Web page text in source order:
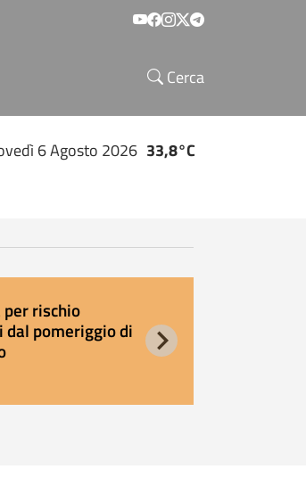
Social menu
Cerca
6 Agosto 2026 33,8°C
rischio
pomeriggio di